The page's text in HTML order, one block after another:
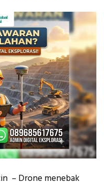
– Drone menebak